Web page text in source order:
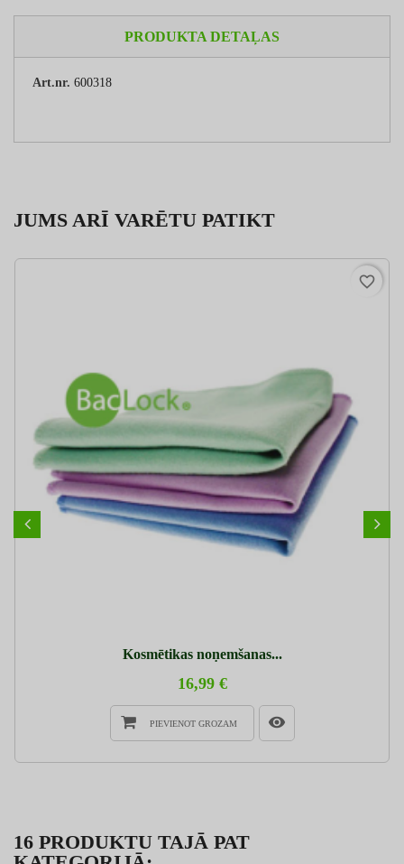
PRODUKTA DETAĻAS
Art.nr. 600318
JUMS ARĪ VARĒTU PATIKT
Kosmētikas noņemšanas...
16,99 €
PIEVIENOT GROZAM
favorite_border
16 PRODUKTU TAJĀ PAT